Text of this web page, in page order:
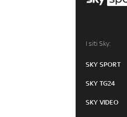
I siti Sky:
SKY SPORT
SKY TG24
SKY VIDEO